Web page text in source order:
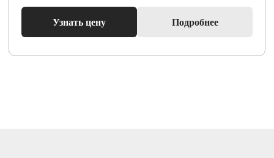
Узнать цену Подробнее